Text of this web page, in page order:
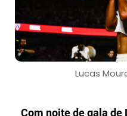
Lucas
Com noite de gala de